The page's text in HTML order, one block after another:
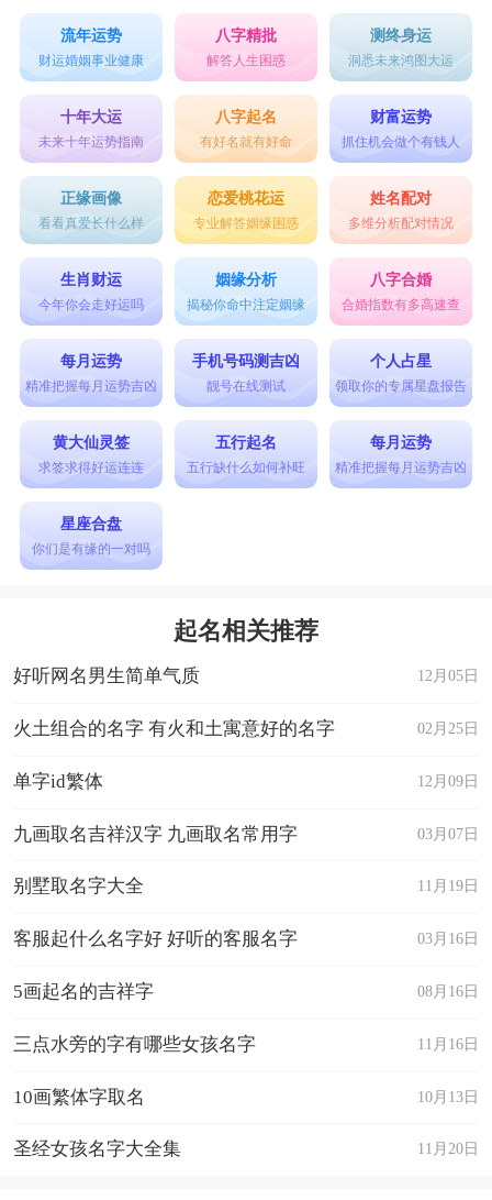
流年运势
财运婚姻事业健康
八字精批
解答人生困惑
测终身运
洞悉未来鸿图大运
十年大运
未来十年运势指南
八字起名
有好名就有好命
财富运势
抓住机会做个有钱人
正缘画像
看看真爱长什么样
恋爱桃花运
专业解答姻缘困惑
姓名配对
多维分析配对情况
生肖财运
今年你会走好运吗
姻缘分析
揭秘你命中注定姻缘
八字合婚
合婚指数有多高速查
每月运势
精准把握每月运势吉凶
手机号码测吉凶
靓号在线测试
个人占星
领取你的专属星盘报告
黄大仙灵签
求签求得好运连连
五行起名
五行缺什么如何补旺
每月运势
精准把握每月运势吉凶
星座合盘
你们是有缘的一对吗
起名相关推荐
12月05日
好听网名男生简单气质
02月25日
火土组合的名字 有火和土寓意好的名字
12月09日
单字id繁体
03月07日
九画取名吉祥汉字 九画取名常用字
11月19日
别墅取名字大全
03月16日
客服起什么名字好 好听的客服名字
08月16日
5画起名的吉祥字
11月16日
三点水旁的字有哪些女孩名字
10月13日
10画繁体字取名
11月20日
圣经女孩名字大全集